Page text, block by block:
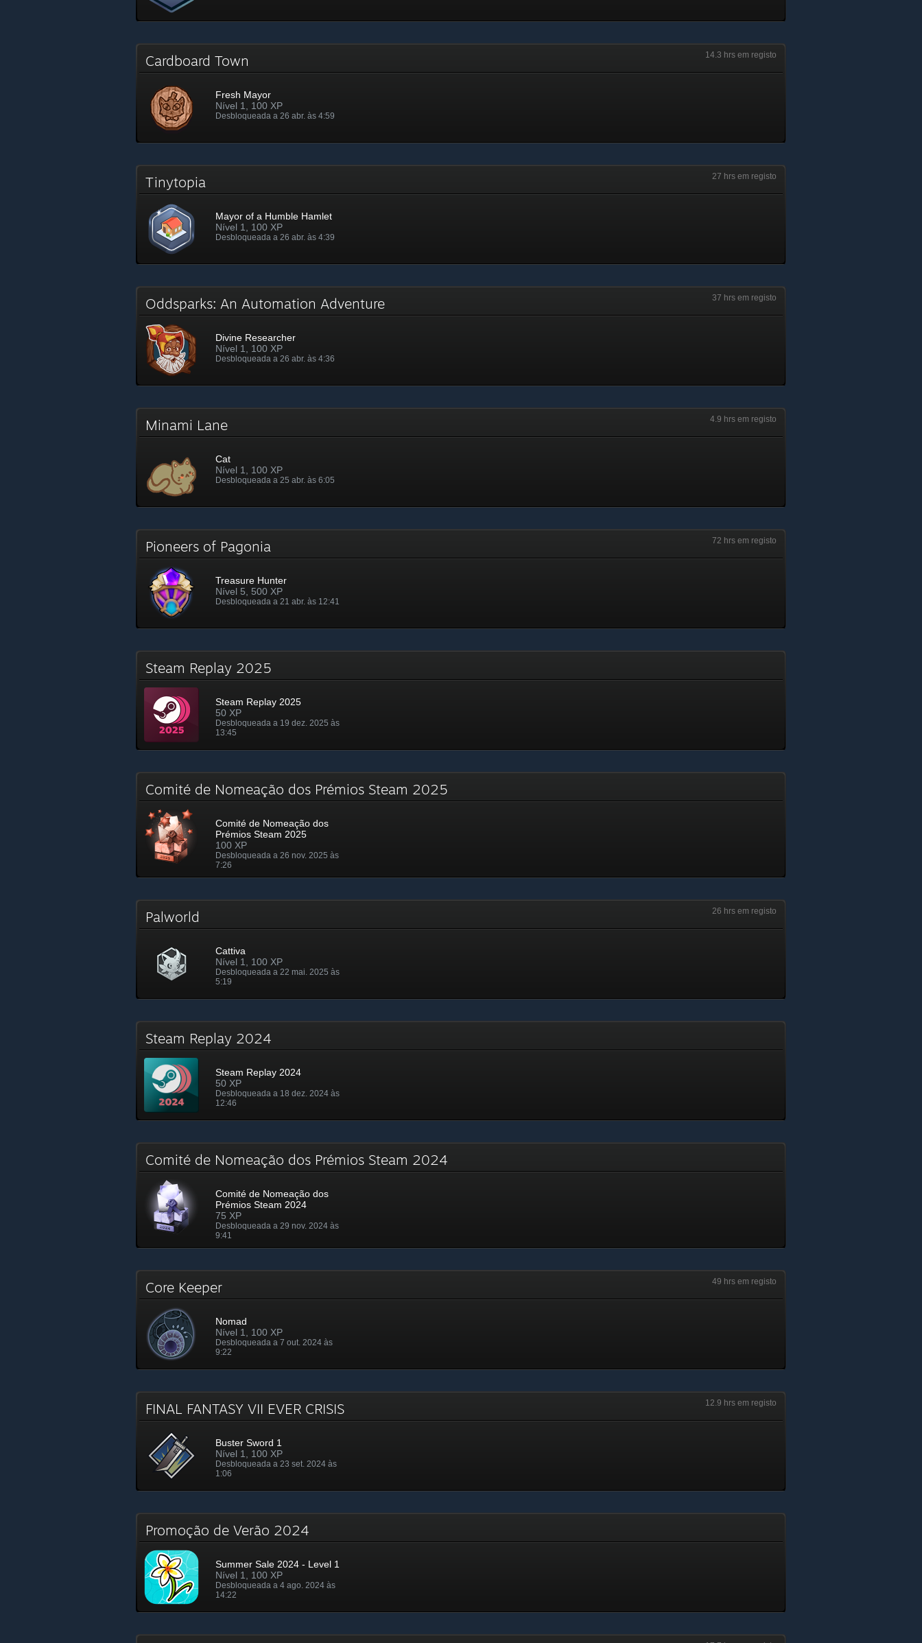
14.3 hrs em registo
Cardboard Town
Fresh Mayor
Nível 1, 100 XP
Desbloqueada a 26 abr. às 4:59
27 hrs em registo
Tinytopia
Mayor of a Humble Hamlet
Nível 1, 100 XP
Desbloqueada a 26 abr. às 4:39
37 hrs em registo
Oddsparks: An Automation Adventure
Divine Researcher
Nível 1, 100 XP
Desbloqueada a 26 abr. às 4:36
4.9 hrs em registo
Minami Lane
Cat
Nível 1, 100 XP
Desbloqueada a 25 abr. às 6:05
72 hrs em registo
Pioneers of Pagonia
Treasure Hunter
Nível 5, 500 XP
Desbloqueada a 21 abr. às 12:41
Steam Replay 2025
Steam Replay 2025
50 XP
Desbloqueada a 19 dez. 2025 às
13:45
Comité de Nomeação dos Prémios Steam 2025
Comité de Nomeação dos
Prémios Steam 2025
100 XP
Desbloqueada a 26 nov. 2025 às
7:26
26 hrs em registo
Palworld
Cattiva
Nível 1, 100 XP
Desbloqueada a 22 mai. 2025 às
5:19
Steam Replay 2024
Steam Replay 2024
50 XP
Desbloqueada a 18 dez. 2024 às
12:46
Comité de Nomeação dos Prémios Steam 2024
Comité de Nomeação dos
Prémios Steam 2024
75 XP
Desbloqueada a 29 nov. 2024 às
9:41
49 hrs em registo
Core Keeper
Nomad
Nível 1, 100 XP
Desbloqueada a 7 out. 2024 às
9:22
12.9 hrs em registo
FINAL FANTASY VII EVER CRISIS
Buster Sword 1
Nível 1, 100 XP
Desbloqueada a 23 set. 2024 às
1:06
Promoção de Verão 2024
Summer Sale 2024 - Level 1
Nível 1, 100 XP
Desbloqueada a 4 ago. 2024 às
14:22